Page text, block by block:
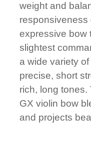
weight and
responsiveness
expressive bow
slightest
a wide variety
precise, short
rich, long tones.
GX violin bow
and projects